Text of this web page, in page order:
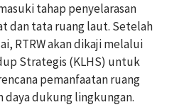
tahap penyelarasan
dan tata ruang laut. Setelah
RTRW akan dikaji melalui
Strategis (KLHS) untuk
pemanfaatan ruang
dukung lingkungan.